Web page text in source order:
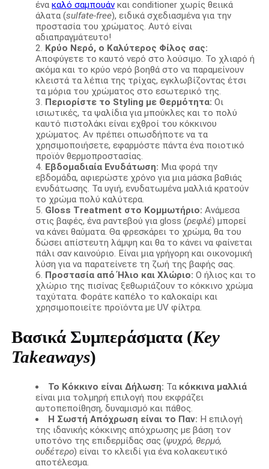
ένακαλό σαμπουάν και conditioner χωρίς θειικά
άλατα (sulfate-free), ειδικά σχεδιασμένα για την
προστασία του χρώματος. Αυτό είναι
αδιαπραγμάτευτο!
Κρύο Νερό, ο Καλύτερος Φίλος σας:
Αποφύγετε το καυτό νερό στο λούσιμο. Το χλιαρό ή
ακόμα και το κρύο νερό βοηθά στο να παραμείνουν
κλειστά τα λέπια της τρίχας, εγκλωβίζοντας έτσι
τα μόρια του χρώματος στο εσωτερικό της.
Περιορίστε το Styling με Θερμότητα: Οι
ισιωτικές, τα ψαλίδια για μπούκλες και το πολύ
καυτό πιστολάκι είναι εχθροί του κόκκινου
χρώματος. Αν πρέπει οπωσδήποτε να τα
χρησιμοποιήσετε, εφαρμόστε πάντα ένα ποιοτικό
προϊόν θερμοπροστασίας.
Εβδομαδιαία Ενυδάτωση: Μια φορά την
εβδομάδα, αφιερώστε χρόνο για μια μάσκα βαθιάς
ενυδάτωσης. Τα υγιή, ενυδατωμένα μαλλιά κρατούν
το χρώμα πολύ καλύτερα.
Gloss Treatment στο Κομμωτήριο: Ανάμεσα
στις βαφές, ένα ραντεβού για gloss (ρεφλέ) μπορεί
να κάνει θαύματα. Θα φρεσκάρει το χρώμα, θα του
δώσει απίστευτη λάμψη και θα το κάνει να φαίνεται
πάλι σαν καινούριο. Είναι μια γρήγορη και οικονομική
λύση για να παρατείνετε τη ζωή της βαφής σας.
Προστασία από Ήλιο και Χλώριο: Ο ήλιος και το
χλώριο της πισίνας ξεθωριάζουν το κόκκινο χρώμα
ταχύτατα. Φοράτε καπέλο το καλοκαίρι και
χρησιμοποιείτε προϊόντα με UV φίλτρα.
Βασικά Συμπεράσματα (Key
Takeaways)
Το Κόκκινο είναι Δήλωση: Τα κόκκινα μαλλιά
είναι μια τολμηρή επιλογή που εκφράζει
αυτοπεποίθηση, δυναμισμό και πάθος.
Η Σωστή Απόχρωση είναι το Παν: Η επιλογή
της ιδανικής κόκκινης απόχρωσης με βάση τον
υποτόνο της επιδερμίδας σας (ψυχρό, θερμό,
ουδέτερο) είναι το κλειδί για ένα κολακευτικό
αποτέλεσμα.